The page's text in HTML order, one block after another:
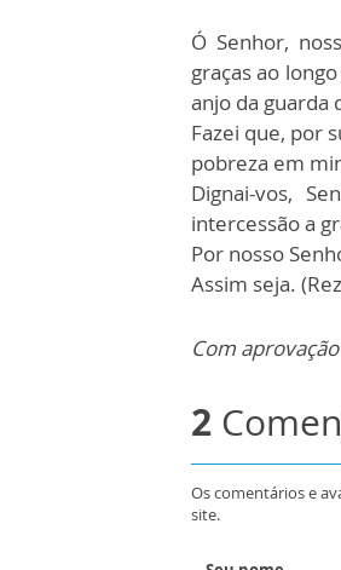
Ó Senhor,
graças ao
anjo da guarda
Fazei que, por
pobreza em
Dignai-vos,
intercessão a
Por nosso
Assim seja.
Com
2
Os comentários e
site.